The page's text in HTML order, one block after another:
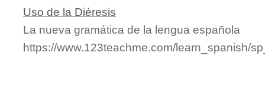
Uso de la Diéresis
La nueva gramática de la lengua española
https://www.123teachme.com/learn_spanish/